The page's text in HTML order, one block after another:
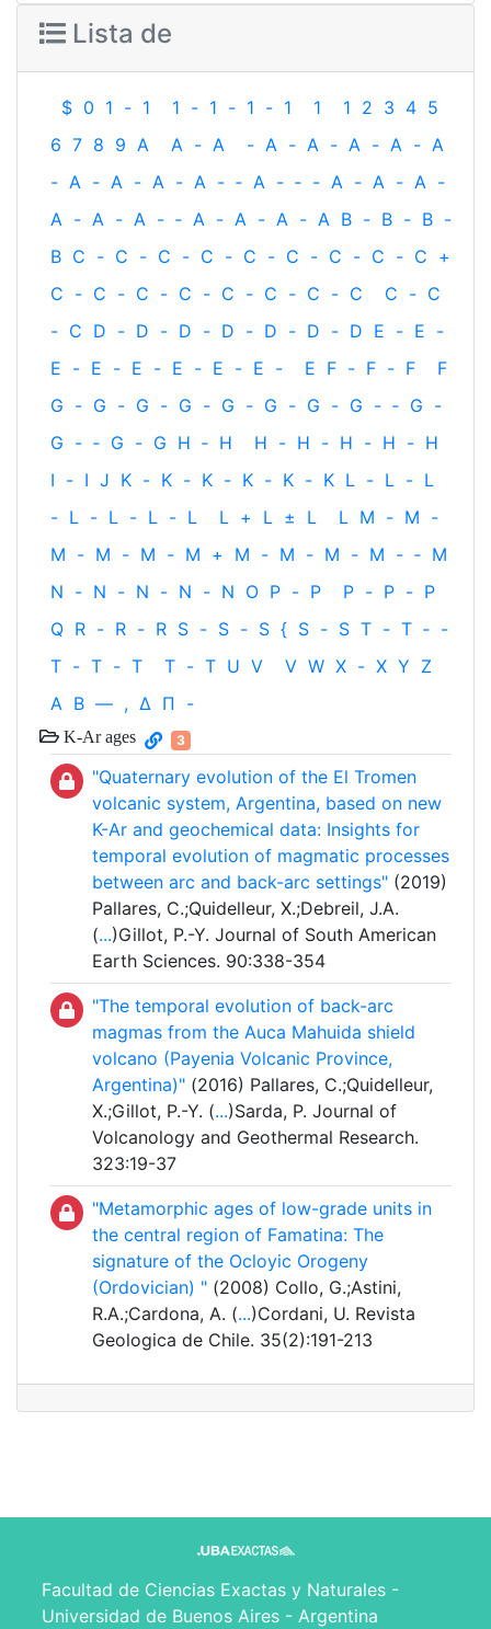
Lista de
$ 0 1 - 1 1 - 1 - 1 - 1 1 1 2 3 4 5
6 7 8 9 A A - A - A - A - A - A - A
- A - A - A - A - ‐ A - ‐ - A - A - A -
A - A - A - ‐ A - A - A - A B - B - B -
B C - C - C - C - C - C - C - C - C +
C - C - C - C - C - C - C - C C - C
- C D - D - D - D - D - D - D E - E -
E - E - E - E - E - E - E F - F - F
F
G - G - G - G - G - G - G - G - ‐ G -
G - ‐ G - G H ‐ H H - H - H - H - H
I - I J K - K - K - K - K - K L - L - L
- L - L - L - L L + L ± L L M - M -
M - M - M - M + M - M - M - M - ‐ M
N - N - N - N - N O P - P P - P - P
Q R - R - R S - S - S { S - S T - T ‐ -
T - T - T T - T U V V W X - X Y Z
Α Β — , Δ Π -
K-Ar ages 3
"Quaternary evolution of the El Tromen
volcanic system, Argentina, based on new
K-Ar and geochemical data: Insights for
temporal evolution of magmatic processes
between arc and back-arc settings" (2019)
Pallares, C.;Quidelleur, X.;Debreil, J.A.
(...)Gillot, P.-Y. Journal of South American
Earth Sciences. 90:338-354
"The temporal evolution of back-arc
magmas from the Auca Mahuida shield
volcano (Payenia Volcanic Province,
Argentina)" (2016) Pallares, C.;Quidelleur,
X.;Gillot, P.-Y. (...)Sarda, P. Journal of
Volcanology and Geothermal Research.
323:19-37
"Metamorphic ages of low-grade units in
the central region of Famatina: The
signature of the Ocloyic Orogeny
(Ordovician) " (2008) Collo, G.;Astini,
R.A.;Cardona, A. (...)Cordani, U. Revista
Geologica de Chile. 35(2):191-213
Facultad de Ciencias Exactas y Naturales -
Universidad de Buenos Aires - Argentina